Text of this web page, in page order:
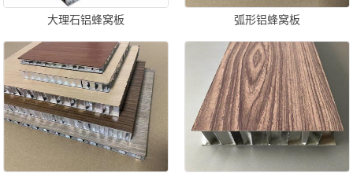
大理石铝蜂窝板 弧形铝蜂窝板